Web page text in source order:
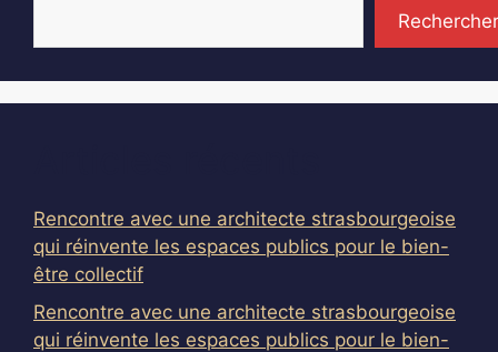
Rechercher
Rencontre avec une architecte strasbourgeoise
qui réinvente les espaces publics pour le bien-
être collectif
Rencontre avec une architecte strasbourgeoise
qui réinvente les espaces publics pour le bien-